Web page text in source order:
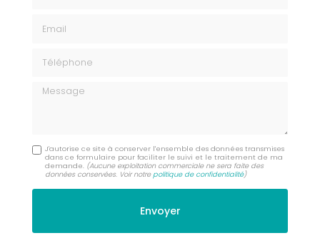
Message
J'autorise ce site à conserver l'ensemble des données transmises
dans ce formulaire pour faciliter le suivi et le traitement de ma
demande. (Aucune exploitation commerciale ne sera faite des
données conservées. Voir notrepolitique de confidentialité)